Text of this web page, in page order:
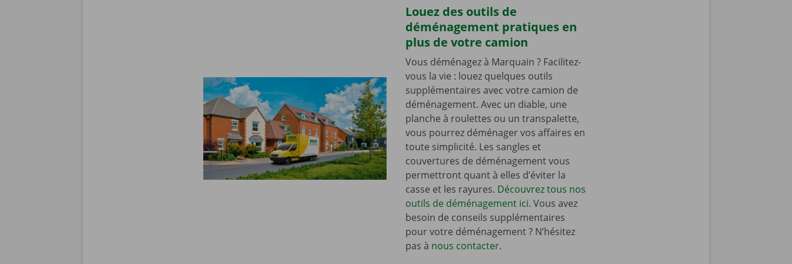
Louez des outils de
déménagement pratiques en
plus de votre camion
Vous déménagez à Marquain ? Facilitez-
vous la vie : louez quelques outils
supplémentaires avec votre camion de
déménagement. Avec un diable, une
planche à roulettes ou un transpalette,
vous pourrez déménager vos affaires en
toute simplicité. Les sangles et
couvertures de déménagement vous
permettront quant à elles d’éviter la
casse et les rayures. Découvrez tous nos
outils de déménagement ici. Vous avez
besoin de conseils supplémentaires
pour votre déménagement ? N’hésitez
pas à nous contacter.